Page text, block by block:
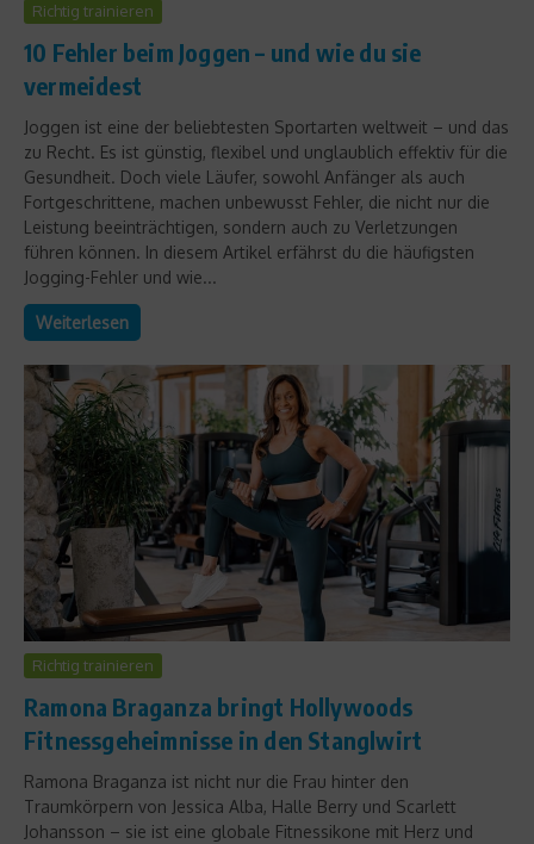
Richtig trainieren
10 Fehler beim Joggen – und wie du sie
vermeidest
Joggen ist eine der beliebtesten Sportarten weltweit – und das
zu Recht. Es ist günstig, flexibel und unglaublich effektiv für die
Gesundheit. Doch viele Läufer, sowohl Anfänger als auch
Fortgeschrittene, machen unbewusst Fehler, die nicht nur die
Leistung beeinträchtigen, sondern auch zu Verletzungen
führen können. In diesem Artikel erfährst du die häufigsten
Jogging-Fehler und wie...
Weiterlesen
Richtig trainieren
Ramona Braganza bringt Hollywoods
Fitnessgeheimnisse in den Stanglwirt
Ramona Braganza ist nicht nur die Frau hinter den
Traumkörpern von Jessica Alba, Halle Berry und Scarlett
Johansson – sie ist eine globale Fitnessikone mit Herz und